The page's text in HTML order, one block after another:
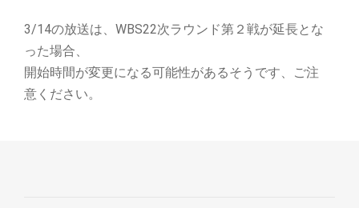
3/14の放送は、WBS22次ラウンド第２戦が延長とな
った場合、
開始時間が変更になる可能性があるそうです、ご注
意ください。